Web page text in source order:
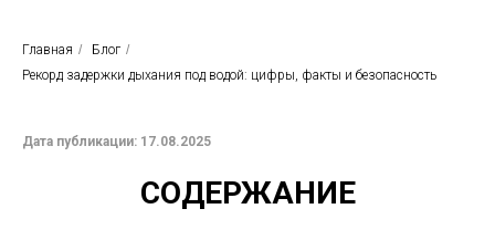
Главная / Блог /
Рекорд задержки дыхания под водой: цифры, факты и безопасность
Дата публикации: 17.08.2025
СОДЕРЖАНИЕ